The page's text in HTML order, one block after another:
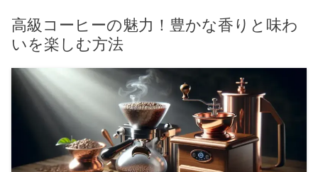
高級コーヒーの魅力！豊かな香りと味わ
いを楽しむ方法